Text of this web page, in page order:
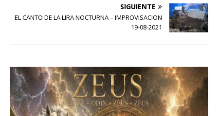
SIGUIENTE
EL CANTO DE LA LIRA NOCTURNA – IMPROVISACION
19-08-2021